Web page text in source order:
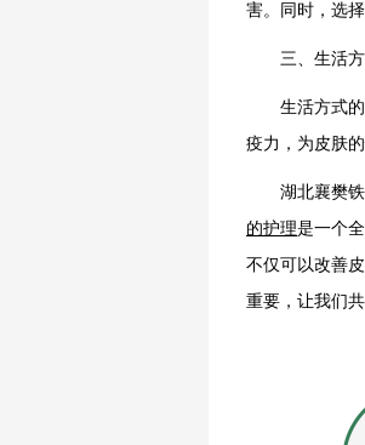
害。同时，选
三、生活方
生活方式的
疫力，为皮肤
湖北襄樊铁
的护理是一个
不仅可以改善
重要，让我们